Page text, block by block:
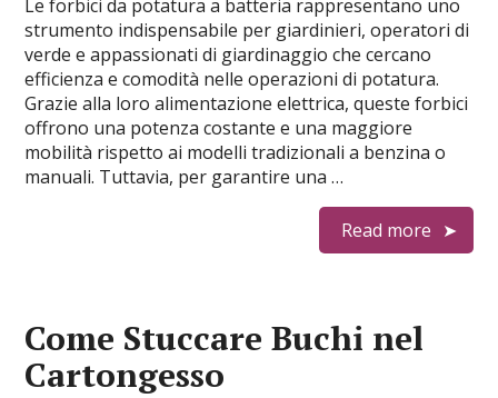
Le forbici da potatura a batteria rappresentano uno
strumento indispensabile per giardinieri, operatori di
verde e appassionati di giardinaggio che cercano
efficienza e comodità nelle operazioni di potatura.
Grazie alla loro alimentazione elettrica, queste forbici
offrono una potenza costante e una maggiore
mobilità rispetto ai modelli tradizionali a benzina o
manuali. Tuttavia, per garantire una …
Read more
Come Stuccare Buchi nel
Cartongesso